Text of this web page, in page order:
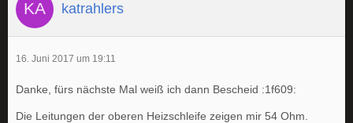
katrahlers
16. Juni 2017 um 19:11
Danke, fürs nächste Mal weiß ich dann Bescheid :1f609:
Die Leitungen der oberen Heizschleife zeigen mir 54 Ohm.